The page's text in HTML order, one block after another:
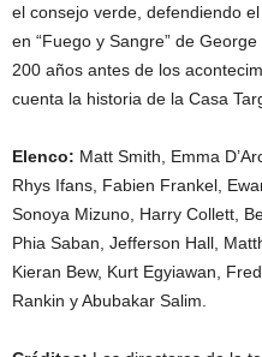
el consejo verde, defendiendo
en “Fuego y Sangre” de
200 años antes de los
cuenta la historia de la Casa
Elenco: Matt Smith, Emma
Rhys Ifans, Fabien Frankel,
Sonoya Mizuno, Harry Collett,
Phia Saban, Jefferson Hall,
Kieran Bew, Kurt Egyiawan,
Rankin y Abubakar Salim.